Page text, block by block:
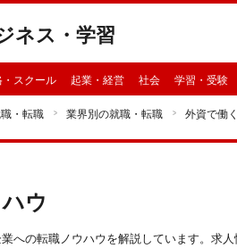
ネス・学習
・スクール 起業・経営 社会 学習・受験
・転職 業界別の就職・転職 外資で働
ウ
への転職ノウハウを解説しています。求